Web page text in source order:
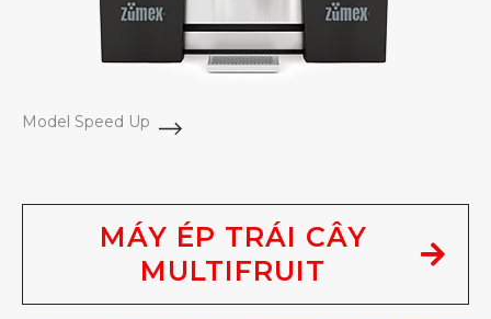
Model Speed Up
MÁY ÉP TRÁI CÂY
MULTIFRUIT